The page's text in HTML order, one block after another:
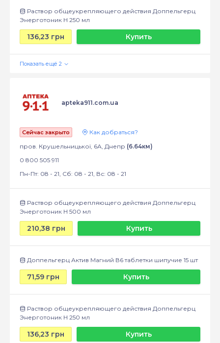
Раствор общеукрепляющего действия Доппельгерц
Энерготоник Н 250 мл
136,23 грн Купить
apteka911.com.ua
Сейчас закрыто
Как добраться?
пров. Крушельницької, 6А, Днепр (6.64км)
0 800 505 911
Пн-Пт: 08 - 21, Сб: 08 - 21, Вс: 08 - 21
Раствор общеукрепляющего действия Доппельгерц
Энерготоник Н 500 мл
210,38 грн Купить
Доппельгерц Актив Магний В6 таблетки шипучие 15 шт
71,59 грн Купить
Раствор общеукрепляющего действия Доппельгерц
Энерготоник Н 250 мл
136,23 грн Купить